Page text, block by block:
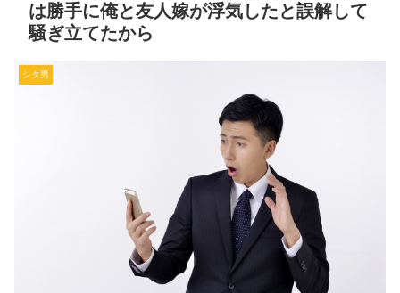
は勝手に俺と友人嫁が浮気したと誤解して
騒ぎ立てたから
シタ男